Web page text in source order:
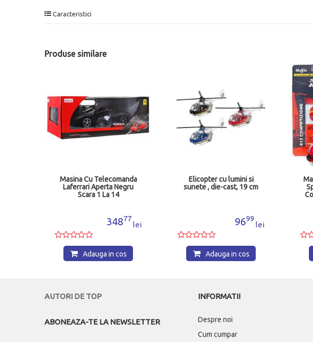
Caracteristici
Produse similare
Masina Cu Telecomanda
Laferrari Aperta Negru
Scara 1 La 14
34877
lei
Adauga in cos
Elicopter cu lumini si
sunete , die-cast, 19 cm
9699
lei
Adauga in cos
AUTORI DE TOP
ABONEAZA-TE LA NEWSLETTER
INFORMATII
Despre noi
Cum cumpar